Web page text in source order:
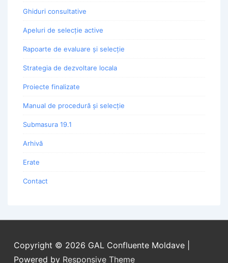
Ghiduri consultative
Apeluri de selecție active
Rapoarte de evaluare și selecție
Strategia de dezvoltare locala
Proiecte finalizate
Manual de procedură și selecție
Submasura 19.1
Arhivă
Erate
Contact
Copyright © 2026 GAL Confluente Moldave
Powered by Responsive Theme